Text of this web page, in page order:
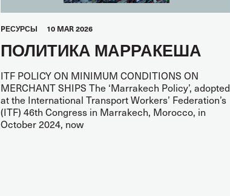
PЕСУРСЫ 10 MAR 2026
ПОЛИТИКА МАРРАКЕША
ITF POLICY ON MINIMUM CONDITIONS ON
MERCHANT SHIPS The ‘Marrakech Policy’, adopted
at the International Transport Workers’ Federation’s
(ITF) 46th Congress in Marrakech, Morocco, in
October 2024, now